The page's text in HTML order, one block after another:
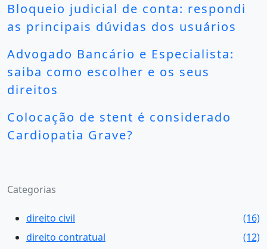
Bloqueio judicial de conta: respondi
as principais dúvidas dos usuários
Advogado Bancário e Especialista:
saiba como escolher e os seus
direitos
Colocação de stent é considerado
Cardiopatia Grave?
Categorias
direito civil
(16)
direito contratual
(12)